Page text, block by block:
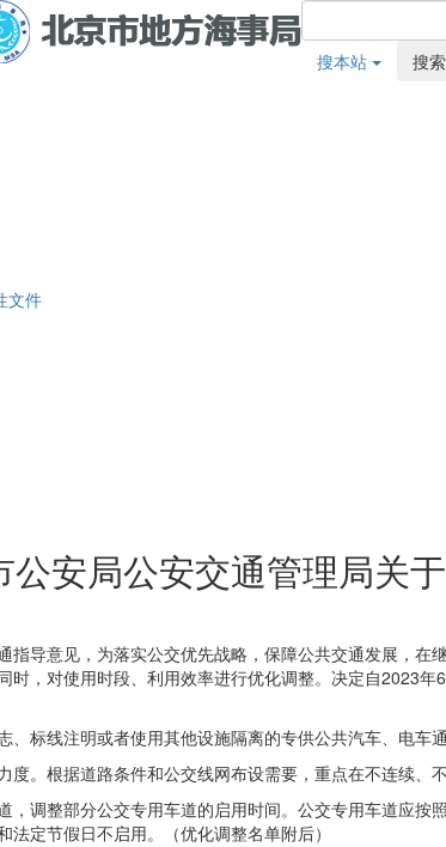
搜本站 搜索
文件
安局公安交通管理局关
导意见，为落实公交优先战略，保障公共交通发展，在
，对使用时段、利用效率进行优化调整。决定自2023年
标线注明或者使用其他设施隔离的专供公共汽车、电车
。根据道路条件和公交线网布设需要，重点在不连续、
调整部分公交专用车道的启用时间。公交专用车道应按
定节假日不启用。（优化调整名单附后）